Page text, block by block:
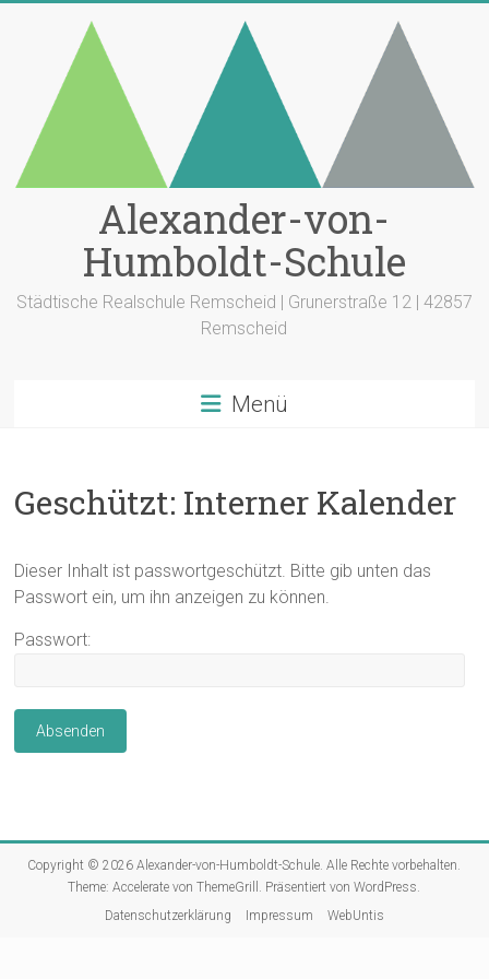
Alexander-von-
Humboldt-Schule
Städtische Realschule Remscheid | Grunerstraße 12 | 42857
Remscheid
Menü
Geschützt: Interner Kalender
Dieser Inhalt ist passwortgeschützt. Bitte gib unten das
Passwort ein, um ihn anzeigen zu können.
Passwort:
Copyright © 2026Alexander-von-Humboldt-Schule . Alle Rechte vorbehalten.
Theme:Accelerate von ThemeGrill. Präsentiert vonWordPress
Datenschutzerklärung
Impressum WebUntis